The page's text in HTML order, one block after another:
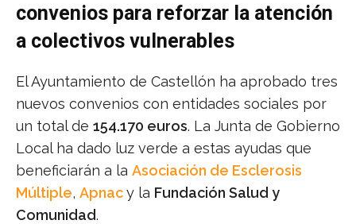
convenios para reforzar la atención
a colectivos vulnerables
El Ayuntamiento de Castellón ha aprobado tres
nuevos convenios con entidades sociales por
un total de 154.170 euros. La Junta de Gobierno
Local ha dado luz verde a estas ayudas que
beneficiarán a la Asociación de Esclerosis
Múltiple, Apnacy la Fundación Salud y
Comunidad.